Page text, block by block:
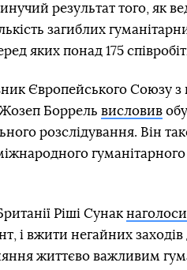
результат того, як
загиблих
яких понад 175
Європейського Союзу з
Боррель висловив
розслідування. Він
Ріші Сунак
і вжити негайних
життєво важливим